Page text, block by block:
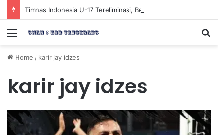
Menu
Home / karir jay idzes
karir jay idzes